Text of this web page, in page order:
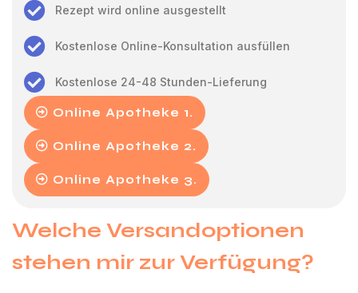
Rezept wird online ausgestellt
Kostenlose Online-Konsultation ausfüllen
Kostenlose 24-48 Stunden-Lieferung
Online Apotheke 1.
Online Apotheke 2.
Online Apotheke 3.
Welche Versandoptionen
stehen mir zur Verfügung?